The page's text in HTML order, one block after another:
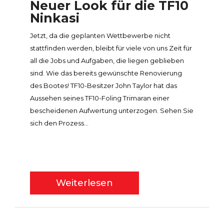
Neuer Look für die TF10
Ninkasi
Jetzt, da die geplanten Wettbewerbe nicht
stattfinden werden, bleibt für viele von uns Zeit für
all die Jobs und Aufgaben, die liegen geblieben
sind. Wie das bereits gewünschte Renovierung
des Bootes! TF10-Besitzer John Taylor hat das
Aussehen seines TF10-Foling Trimaran einer
bescheidenen Aufwertung unterzogen. Sehen Sie
sich den Prozess...
Weiterlesen